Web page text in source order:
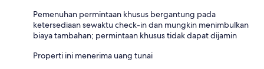
Pemenuhan permintaan khusus bergantung pada
ketersediaan sewaktu check-in dan mungkin menimbulkan
biaya tambahan; permintaan khusus tidak dapat dijamin
Properti ini menerima uang tunai